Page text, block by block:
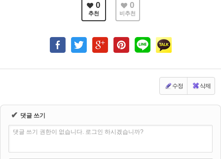
0
추천
0
비추천
수정 삭제
✔ 댓글 쓰기
댓글 쓰기 권한이 없습니다. 로그인 하시겠습니까?